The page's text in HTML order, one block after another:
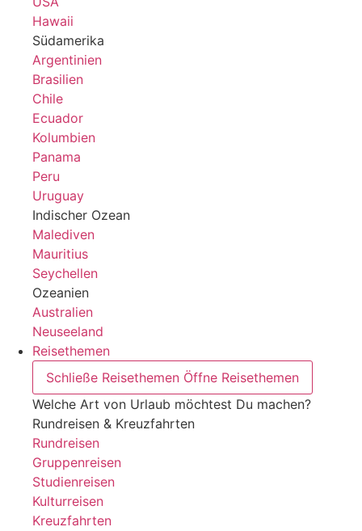
Hawaii
Südamerika
Argentinien
Brasilien
Chile
Ecuador
Kolumbien
Panama
Peru
Uruguay
Indischer Ozean
Malediven
Mauritius
Seychellen
Ozeanien
Australien
Neuseeland
Reisethemen
Schließe Reisethemen Öffne Reisethemen
Welche Art von Urlaub möchtest Du machen?
Rundreisen & Kreuzfahrten
Rundreisen
Gruppenreisen
Studienreisen
Kulturreisen
Kreuzfahrten